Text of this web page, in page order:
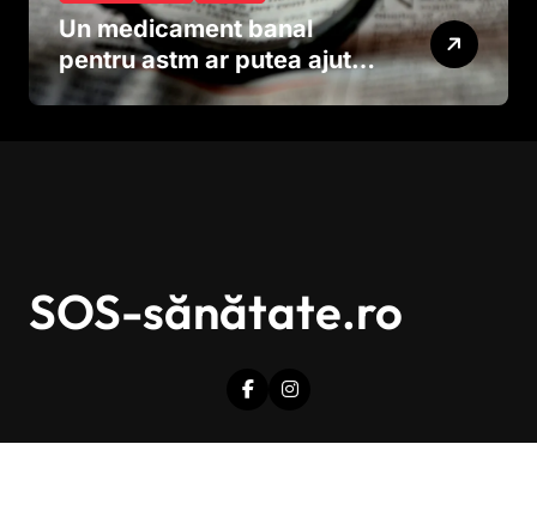
Un medicament banal
pentru astm ar putea ajuta
în lupta împotriva
SOS-sănătate.ro